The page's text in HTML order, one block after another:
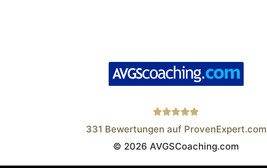
Wistor GmbH
331 Bewertungen auf ProvenExpert.com
© 2026 AVGSCoaching.com